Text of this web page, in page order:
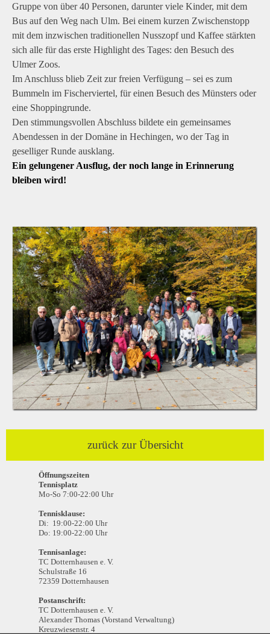
Gruppe von über 40 Personen, darunter viele Kinder, mit dem
Bus auf den Weg nach Ulm. Bei einem kurzen Zwischenstopp
mit dem inzwischen traditionellen Nusszopf und Kaffee stärkten
sich alle für das erste Highlight des Tages: den Besuch des
Ulmer Zoos.
Im Anschluss blieb Zeit zur freien Verfügung – sei es zum
Bummeln im Fischerviertel, für einen Besuch des Münsters oder
eine Shoppingrunde.
Den stimmungsvollen Abschluss bildete ein gemeinsames
Abendessen in der Domäne in Hechingen, wo der Tag in
geselliger Runde ausklang.
Ein gelungener Ausflug, der noch lange in Erinnerung
bleiben wird!
zurück zur Übersicht
Öffnungszeiten
Tennisplatz
Mo-So 7:00-22:00 Uhr
Tennisklause:
Di: 19:00-22:00 Uhr
Do: 19:00-22:00 Uhr
Tennisanlage:
TC Dotternhausen e. V.
Schulstraße 16
72359 Dotternhausen
Postanschrift:
TC Dotternhausen e. V.
Alexander Thomas (Vorstand Verwaltung)
Kreuzwiesenstr. 4